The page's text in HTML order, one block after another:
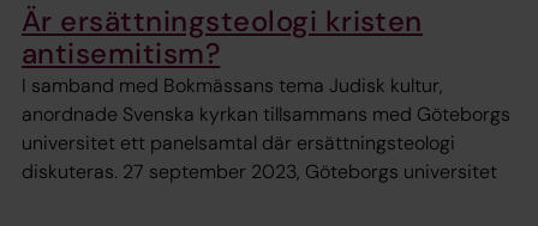
Är ersättningsteologi kristen
antisemitism?
I samband med Bokmässans tema Judisk kultur,
anordnade Svenska kyrkan tillsammans med Göteborgs
universitet ett panelsamtal där ersättningsteologi
diskuteras. 27 september 2023, Göteborgs universitet